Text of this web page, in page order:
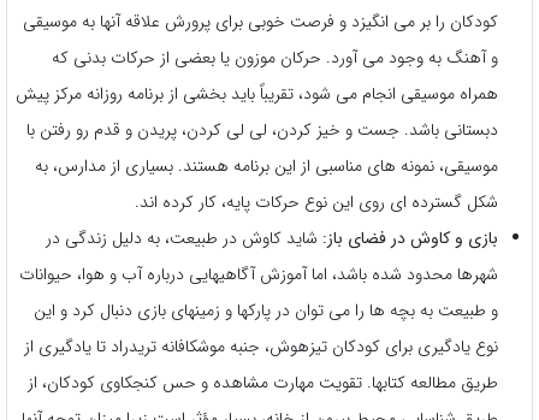
کودکان را بر می انگیزد و فرصت خوبی برای پرورش علاقه آنها به موسیقی
و آهنگ به وجود می آورد. حرکان موزون یا بعضی از حرکات بدنی که
همراه موسیقی انجام می شود، تقریباً باید بخشی از برنامه روزانه مرکز پیش
دبستانی باشد. جست و خیز کردن، لی لی کردن، پریدن و قدم رو رفتن با
موسیقی، نمونه های مناسبی از این برنامه هستند. بسیاری از مدارس، به
شکل گسترده ای روی این نوع حرکات پایه، کار کرده اند.
بازی و کاوش در فضای باز: شاید کاوش در طبیعت، به دلیل زندگی در
شهرها محدود شده باشد، اما آموزش آگاهیهایی درباره آب و هوا، حیوانات
و طبیعت به بچه ها را می توان در پارکها و زمینهای بازی دنبال کرد و این
نوع یادگیری برای کودکان تیزهوش، جنبه موشکافانه تریدراد تا یادگیری از
طریق مطالعه کتابها. تقویت مهارت مشاهده و حس کنجکاوی کودکان، از